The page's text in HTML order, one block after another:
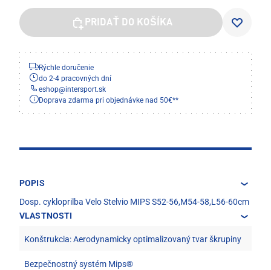
PRIDAŤ DO KOŠÍKA
Rýchle doručenie
do 2-4 pracovných dní
eshop@intersport.sk
Doprava zdarma pri objednávke nad 50€**
POPIS
Dosp. cykloprilba Velo Stelvio MIPS S52-56,M54-58,L56-60cm
VLASTNOSTI
Konštrukcia: Aerodynamicky optimalizovaný tvar škrupiny
Bezpečnostný systém Mips®